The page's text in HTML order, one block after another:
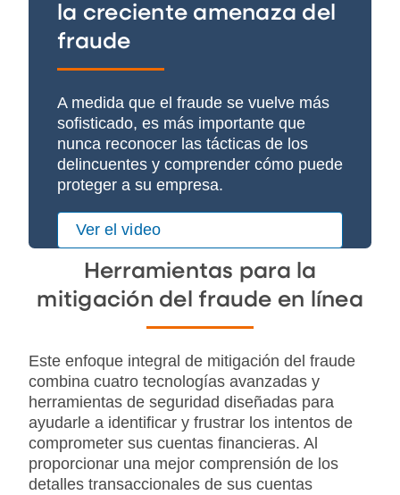
la creciente amenaza del
fraude
A medida que el fraude se vuelve más
sofisticado, es más importante que
nunca reconocer las tácticas de los
delincuentes y comprender cómo puede
proteger a su empresa.
Ver el video
Herramientas para la
mitigación del fraude en línea
Este enfoque integral de mitigación del fraude
combina cuatro tecnologías avanzadas y
herramientas de seguridad diseñadas para
ayudarle a identificar y frustrar los intentos de
comprometer sus cuentas financieras. Al
proporcionar una mejor comprensión de los
detalles transaccionales de sus cuentas